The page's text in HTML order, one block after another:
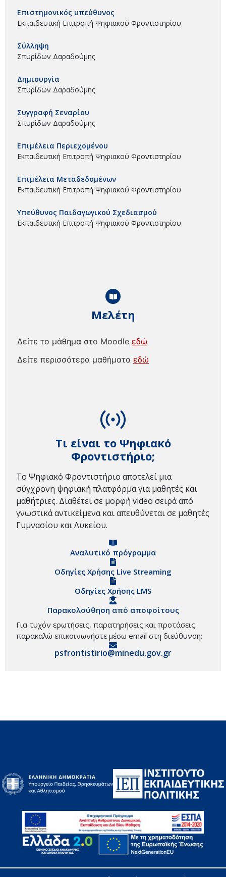
Τι είναι το Ψηφιακό
Φροντιστήριο;
Το Ψηφιακό Φροντιστήριο αποτελεί μια
σύγχρονη ψηφιακή πλατφόρμα για μαθητές και
μαθήτριες. Διαθέτει σε μορφή video σειρά από
γνωστικά αντικείμενα και απευθύνεται σε μαθητές
Γυμνασίου και Λυκείου.
Αναλυτικό πρόγραμμα
Οδηγίες Χρήσης Live Streaming
Οδηγίες Χρήσης LMS
Παρακολούθηση από αποφοίτους
Για τυχόν ερωτήσεις, παρατηρήσεις και προτάσεις
παρακαλώ επικοινωνήστε μέσω email στη διεύθυνση:
psfrontistirio@minedu.gov.gr
Μελέτη
Δείτε το μάθημα στο Moodle εδώ
Δείτε περισσότερα μαθήματα εδώ
Επιστημονικός υπεύθυνος
Εκπαιδευτική Επιτροπή Ψηφιακού Φροντιστηρίου
Σύλληψη
Σπυρίδων Δαραδούμης
Δημιουργία
Σπυρίδων Δαραδούμης
Συγγραφή Σεναρίου
Σπυρίδων Δαραδούμης
Επιμέλεια Περιεχομένου
Εκπαιδευτική Επιτροπή Ψηφιακού Φροντιστηρίου
Επιμέλεια Μεταδεδομένων
Εκπαιδευτική Επιτροπή Ψηφιακού Φροντιστηρίου
Υπεύθυνος Παιδαγωγικού Σχεδιασμού
Εκπαιδευτική Επιτροπή Ψηφιακού Φροντιστηρίου